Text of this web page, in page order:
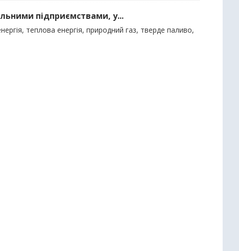
підприємствами, у...
теплова енергія, природний газ, тверде паливо,